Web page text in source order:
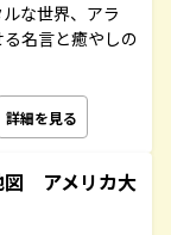
な世界、アラ
名言と癒やしの
詳細を見る
アメリカ大